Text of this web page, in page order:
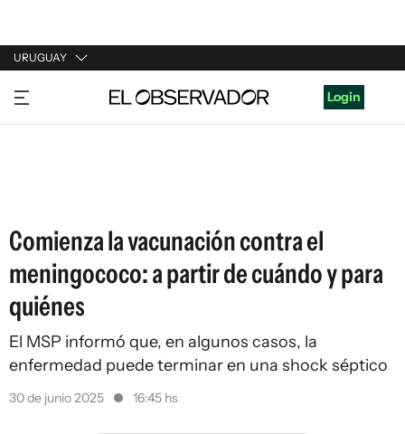
URUGUAY
URUGUAY
ARGENTINA
Login
Comienza la vacunación contra el
meningococo: a partir de cuándo y para
quiénes
El MSP informó que, en algunos casos, la
enfermedad puede terminar en una shock séptico
30 de junio 2025 16:45 hs